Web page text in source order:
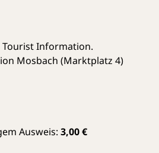
Tourist Information.
Mosbach (Marktplatz 4)
Ausweis: 3,00 €